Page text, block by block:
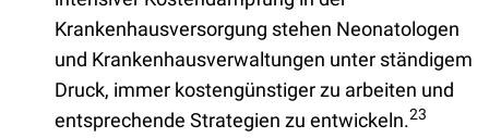
Krankenhausversorgung stehen Neonatologen
und Krankenhausverwaltungen unter ständigem
Druck, immer kostengünstiger zu arbeiten und
entsprechende Strategien zu entwickeln.23